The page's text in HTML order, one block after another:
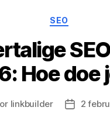
Categorieën
SEO
Hoe doe
linkbuilder 2